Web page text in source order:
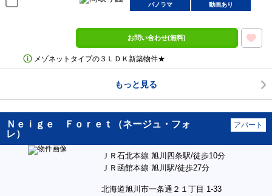
パノラマ
動画あり
お問い合わせ(無料)
メゾネットタイプの３ＬＤＫ新築物件★
もっと見る
Ｎｅｉｇｅ Ｆｏｒｅｔ（ネージュ・フォ
レ）
アパート
ＪＲ石北本線 旭川四条駅/徒歩10分
ＪＲ函館本線 旭川駅/徒歩27分
北海道旭川市一条通２１丁目 1-33